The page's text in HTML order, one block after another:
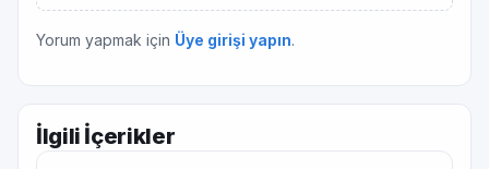
Yorum yapmak için Üye girişi yapın.
İlgili İçerikler